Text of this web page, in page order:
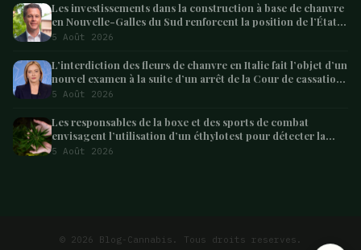
Les investissements dans la construction à base de chanvre
en Nouvelle-Galles du Sud renforcent la position de l’État
en tant que leader australien
5 Août 2026
L’interdiction des fleurs de chanvre en Italie fait l’objet d’un
nouvel examen à la suite d’un arrêt de la Cour de cassation
concernant les saisies
5 Août 2026
Les responsables de la boxe et des sports de combat
envisagent l’utilisation d’un éthylotest pour détecter la
consommation de cannabis chez les combattants –
5 Août 2026
© 2026 Blog-Cannabis. Tous droits reserves.